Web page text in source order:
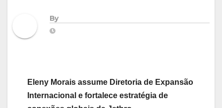
By
Eleny Morais assume Diretoria de Expansão
Internacional e fortalece estratégia de